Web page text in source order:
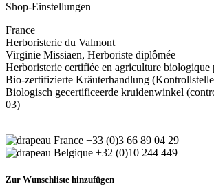
Shop-Einstellungen
France
Herboristerie du Valmont
Virginie Missiaen, Herboriste diplômée
Herboristerie certifiée en agriculture
Bio-zertifizierte Kräuterhandlung
Biologisch gecertificeerde kruidenwinkel
03)
+33 (0)3 66 89 04 29
+32 (0)10 244 449
Zur Wunschliste hinzufügen